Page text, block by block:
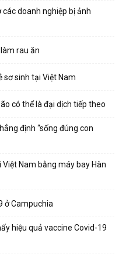
doanh nghiệp bị ảnh
rau ăn
sơ sinh tại Việt Nam
có thể là đại dịch tiếp theo
định “sống đúng con
Nam bằng máy bay Hàn
ở Campuchia
hiệu quả vaccine Covid-19